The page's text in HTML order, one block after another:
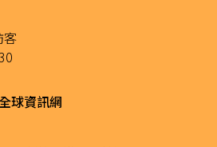
客
球資訊網